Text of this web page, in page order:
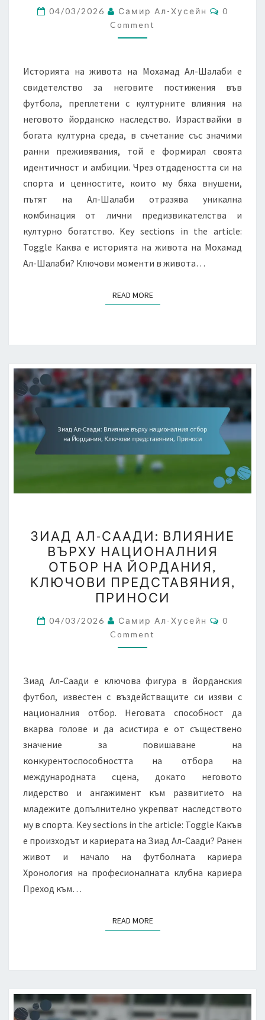
КУЛТУРНИ
ВЛИЯНИЯ,
РАННИ
04/03/2026 Самир Ал-Хусейн
0
Comment
Историята на живота на Мохамад Ал-Шалаби е
свидетелство за неговите постижения във
футбола, преплетени с културните влияния на
неговото йорданско наследство. Израствайки в
богата културна среда, в съчетание със значими
ранни преживявания, той е формирал своята
идентичност и амбиции. Чрез отдадеността си на
спорта и ценностите, които му бяха внушени,
пътят на Ал-Шалаби отразява уникална
комбинация от лични предизвикателства и
културно богатство. Key sections in the article:
Toggle Каква е историята на живота на Мохамад
Ал-Шалаби? Ключови моменти в живота…
READ MOREREAD MORE
АЛ-
СААДИ:
ВЛИЯНИЕ
ВЪРХУ
НАЦИОНАЛНИЯ
ОТБОР
НА
ЙОРДАНИЯ,
ПРЕДСТАВЯНИЯ,
ПРИНОСИ
ЗИАД АЛ-СААДИ: ВЛИЯНИЕ
ВЪРХУ НАЦИОНАЛНИЯ
ОТБОР НА ЙОРДАНИЯ,
КЛЮЧОВИ ПРЕДСТАВЯНИЯ,
ПРИНОСИ
04/03/2026 Самир Ал-Хусейн
0
Comment
Зиад Ал-Саади е ключова фигура в йорданския
футбол, известен с въздействащите си изяви с
националния отбор. Неговата способност да
вкарва голове и да асистира е от съществено
значение за повишаване на
конкурентоспособността на отбора на
международната сцена, докато неговото
лидерство и ангажимент към развитието на
младежите допълнително укрепват наследството
му в спорта. Key sections in the article: Toggle Какъв
е произходът и кариерата на Зиад Ал-Саади? Ранен
живот и начало на футболната кариера
Хронология на професионалната клубна кариера
Преход към…
READ MOREREAD MORE